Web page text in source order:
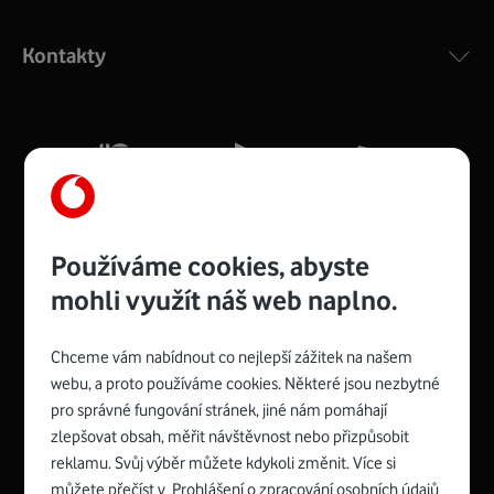
silný signál pro celou domácnost. Kompaktní rozměry 21
Více o COMPAL CH7465VF
Zyxel VMG8623-T50B:
Rozměry modemu jsou 16 x 22 x 7,5 cm (včetně stojánku)
a nabízí 4 gigabitové LAN porty a bezdrátové připojení Wi-
Spojte se s Vodafonem
Kontakty
Používáme cookies, abyste
mohli využít náš web naplno.
Chceme vám nabídnout co nejlepší zážitek na našem
webu, a proto používáme cookies. Některé jsou nezbytné
pro správné fungování stránek, jiné nám pomáhají
zlepšovat obsah, měřit návštěvnost nebo přizpůsobit
reklamu. Svůj výběr můžete kdykoli změnit. Více si
můžete přečíst v Prohlášení o zpracování osobních údajů